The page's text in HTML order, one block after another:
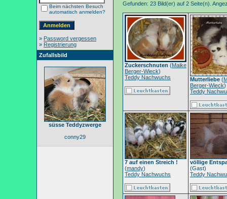
Beim nächsten Besuch
automatisch anmelden?
» Password vergessen
» Registrierung
Zufallsbild
süsse Teddyzwerge
conny29
Gefunden: 23 Bild(er) auf 2 Seite(n).
Zuckerschnuten (Maike
Berger-Wieck)
Teddy Nachwuchs
Mutterliebe (
Berger-Wieck)
Teddy
7 auf einen Streich !
(mandy)
Teddy Nachwuchs
völlige
(Gast)
Teddy